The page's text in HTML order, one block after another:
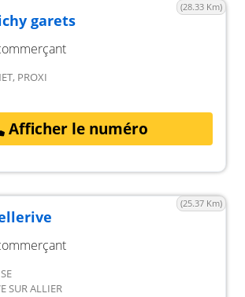
(28.33 Km)
garets
PROXI
Afficher le numéro
(25.37 Km)
SUR ALLIER